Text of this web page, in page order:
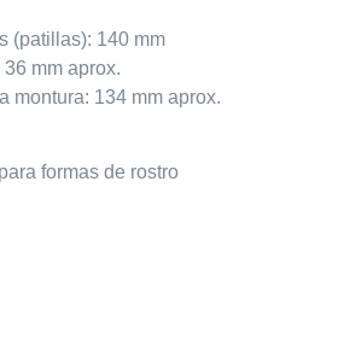
(patillas): 140 mm
mm aprox.
montura: 134 mm aprox.
formas de rostro